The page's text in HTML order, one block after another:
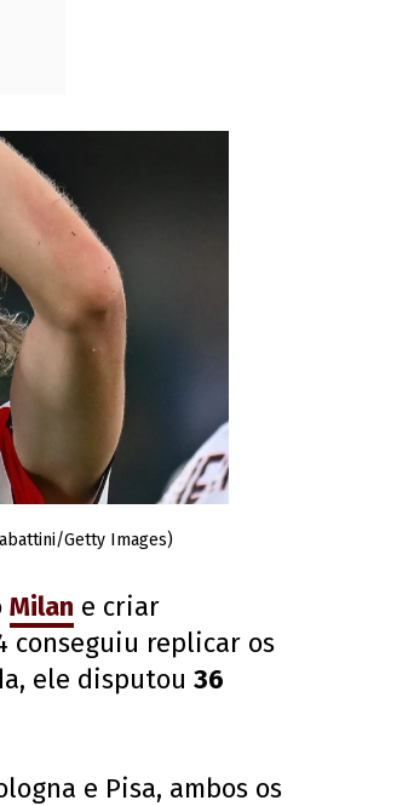
Getty Images)
Milan e criar
conseguiu replicar os
ele disputou 36
e Pisa, ambos os